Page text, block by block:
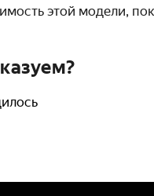
этой модели,